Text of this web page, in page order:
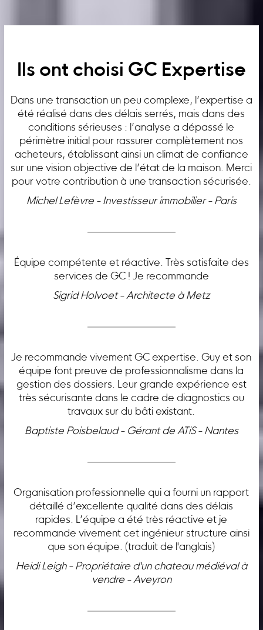
Ils ont choisi GC Expertise
Dans une transaction un peu complexe, l’expertise a
été réalisé dans des délais serrés, mais dans des
conditions sérieuses : l’analyse a dépassé le
périmètre initial pour rassurer complètement nos
acheteurs, établissant ainsi un climat de confiance
sur une vision objective de l’état de la maison. Merci
pour votre contribution à une transaction sécurisée.
Michel Lefèvre - Investisseur immobilier - Paris
Équipe compétente et réactive. Très satisfaite des
services de GC ! Je recommande
Sigrid Holvoet - Architecte à Metz
Je recommande vivement GC expertise. Guy et son
équipe font preuve de professionnalisme dans la
gestion des dossiers. Leur grande expérience est
très sécurisante dans le cadre de diagnostics ou
travaux sur du bâti existant.
Baptiste Poisbelaud - Gérant de ATiS - Nantes
Organisation professionnelle qui a fourni un rapport
détaillé d’excellente qualité dans des délais
rapides. L’équipe a été très réactive et je
recommande vivement cet ingénieur structure ainsi
que son équipe. (traduit de l'anglais)
Heidi Leigh - Propriétaire d'un chateau médiéval à
vendre - Aveyron